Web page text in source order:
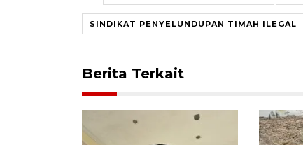
SINDIKAT PENYELUNDUPAN TIMAH ILEGAL
Berita Terkait